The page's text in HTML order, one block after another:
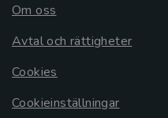
Om oss
Avtal och rättigheter
Cookies
Cookieinställningar